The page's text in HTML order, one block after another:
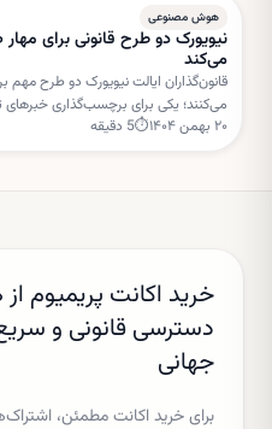
هوش مصنوعی
نیویورک دو طرح قانونی برای
می‌کند
قانون‌گذاران ایالت نیویورک دو طرح
می‌کنند؛ یکی برای برچسب‌گذاری
تعلیق مجوز ساخت مراکز داده جدید.
۲۰ بهمن ۱۴۰۴ ⏱
5 دقیقه
خرید اکانت پریمیوم
دسترسی قانونی و
جهانی
برای خرید اکانت مطمئن،